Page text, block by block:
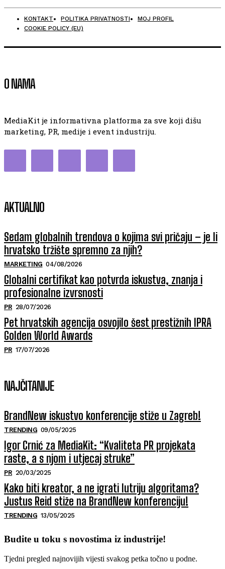
KONTAKT POLITIKA PRIVATNOSTI
MOJ PROFIL
COOKIE POLICY (EU)
O NAMA
MediaKit je informativna platforma za sve koji dišu
marketing, PR, medije i event industriju.
AKTUALNO
Sedam globalnih trendova o kojima svi pričaju – je li
hrvatsko tržište spremno za njih?
MARKETING 04/08/2026
Globalni certifikat kao potvrda iskustva, znanja i
profesionalne izvrsnosti
PR 28/07/2026
Pet hrvatskih agencija osvojilo šest prestižnih IPRA
Golden World Awards
PR 17/07/2026
NAJČITANIJE
BrandNew iskustvo konferencije stiže u Zagreb!
TRENDING 09/05/2025
Igor Crnić za MediaKit: “Kvaliteta PR projekata
raste, a s njom i utjecaj struke”
PR 20/03/2025
Kako biti kreator, a ne igrati lutriju algoritama?
Justus Reid stiže na BrandNew konferenciju!
TRENDING 13/05/2025
Budite u toku s novostima iz industrije!
Tjedni pregled najnovijih vijesti svakog petka točno u podne.